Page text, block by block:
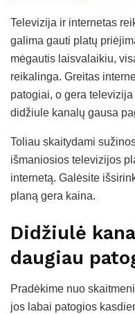
Televizija ir internetas
galima gauti platų
mėgautis laisvalaikiu,
reikalinga. Greitas
patogiai, o gera
didžiule kanalų gausa
Toliau skaitydami
išmaniosios televizijos
internetą. Galėsite
planą gera kaina.
Didžiulė
daugiau
Pradėkime nuo
jos labai patogios